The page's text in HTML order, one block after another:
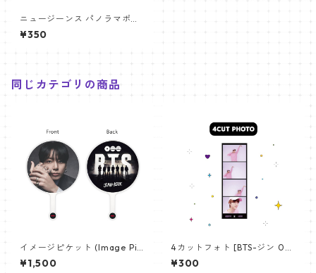
ニュージーンス パノラマポス
ター (Newjeans Panorama P
oster) 700*330mm 【newj
¥350
同じカテゴリの商品
イメージピケット (Image Pic
ket) うちわ - ジョングク (JU
NGKOOK_19)
¥1,500
4カットフォト [BTS-ジン 02]
4CUT PHOTO BTS-JIN 02
¥300